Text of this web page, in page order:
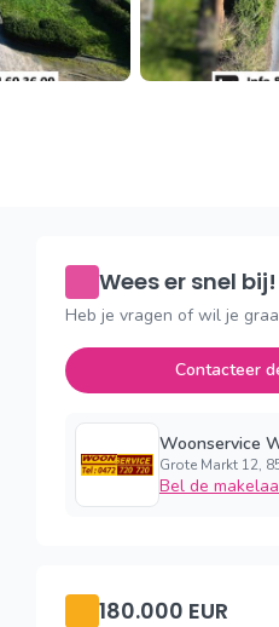
Wees er snel bij!
Heb je vragen of wil je
Contacteer
Woonservice
Grote Markt 12,
Bel de
180.000 EUR